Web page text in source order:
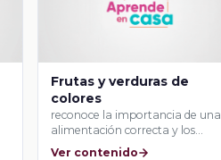
Frutas y verduras de
colores
reconoce la importancia de una
alimentación correcta y los
beneficios que aporta …
Ver contenido